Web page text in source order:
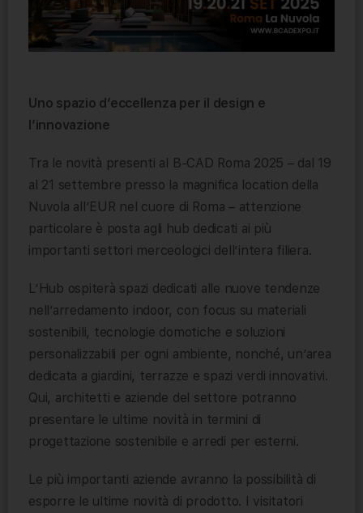
Uno spazio d’eccellenza per il design e
l’innovazione
Tra le novità presenti al B-CAD Roma 2025 – dal 19
al 21 settembre presso la magnifica location della
Nuvola all’EUR nel cuore di Roma – attenzione
particolare è posta agli hub dedicati ai più
importanti settori merceologici dell’intera filiera.
L’Hub ospiterà spazi dedicati alle nuove tendenze
nell’arredamento indoor, con focus su materiali
sostenibili, tecnologie domotiche e soluzioni
personalizzabili per ogni ambiente, nonché, un’area
dedicata a giardini, terrazze e spazi verdi innovativi.
Qui, architetti e aziende del settore potranno
presentare le ultime novità in termini di
progettazione sostenibile e arredi per esterni.
Le più importanti aziende avranno la possibilità di
esporre le ultime novità di prodotto. I visitatori